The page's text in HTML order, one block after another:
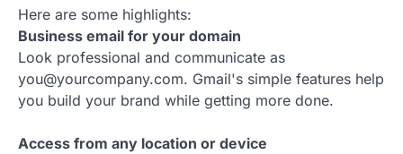
Here are some highlights:
Business email for your domain
Look professional and communicate as
you@yourcompany.com. Gmail's simple features help
you build your brand while getting more done.
Access from any location or device